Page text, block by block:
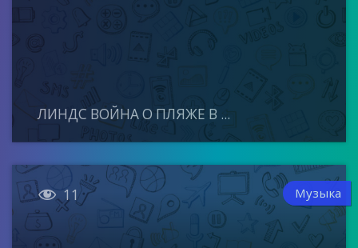
ЛИНДС ВОЙНА О ПЛЯЖЕ В ...
 11 Музыка